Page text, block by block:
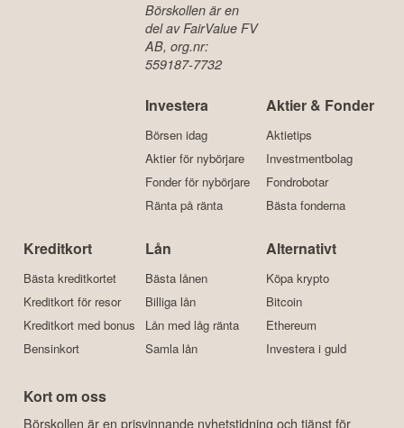
Börskollen är en
del av FairValue FV
AB, org.nr:
559187-7732
Investera
Börsen idag
Aktier för nybörjare
Fonder för nybörjare
Ränta på ränta
Aktier & Fonder
Aktietips
Investmentbolag
Fondrobotar
Bästa fonderna
Kreditkort
Bästa kreditkortet
Kreditkort för resor
Kreditkort med bonus
Bensinkort
Lån
Bästa lånen
Billiga lån
Lån med låg ränta
Samla lån
Alternativt
Köpa krypto
Bitcoin
Ethereum
Investera i guld
Kort om oss
Börskollen är en prisvinnande nyhetstidning och tjänst för